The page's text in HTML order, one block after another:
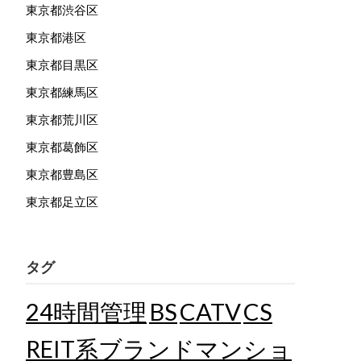
東京都渋谷区
東京都港区
東京都目黒区
東京都練馬区
東京都荒川区
東京都葛飾区
東京都豊島区
東京都足立区
タグ
24時間管理 BSCATVCS
REIT系ブランドマンショ